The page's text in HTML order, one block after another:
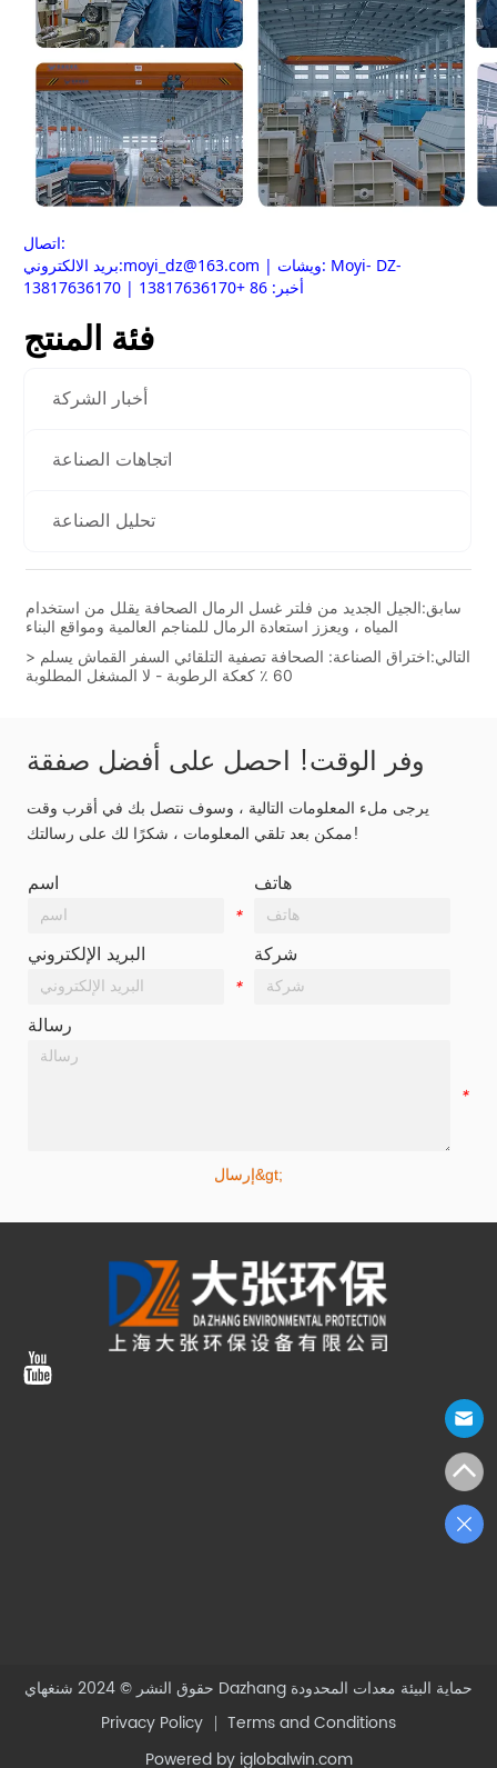
فئة المنتج
أخبار الشركة
اتجاهات الصناعة
تحليل الصناعة
سابق:الجيل الجديد من فلتر غسل الرمال الصحافة يقلل من استخدام
المياه ، ويعزز استعادة الرمال للمناجم العالمية ومواقع البناء
التالي:اختراق الصناعة: الصحافة تصفية التلقائي السفر القماش يسلم <
60 ٪ كعكة الرطوبة - لا المشغل المطلوبة
وفر الوقت! احصل على أفضل صفقة
يرجى ملء المعلومات التالية ، وسوف نتصل بك في أقرب وقت
ممكن بعد تلقي المعلومات ، شكرًا لك على رسالتك!
اسم
*
هاتف
البريد الإلكتروني
*
شركة
رسالة
*
إرسال&gt;
حقوق النشر © 2024
شنغهاي Dazhang حماية البيئة معدات المحدودة
Privacy Policy
Terms and Conditions
Powered by iglobalwin.com